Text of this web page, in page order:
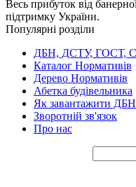
Весь прибуток від
підтримку України.
Популярні розділи
ДБН, ДСТУ, ГОСТ,
Каталог Нормативів
Дерево Нормативів
Абетка будівельника
Як завантажити
Зворотній зв'язок
Про нас